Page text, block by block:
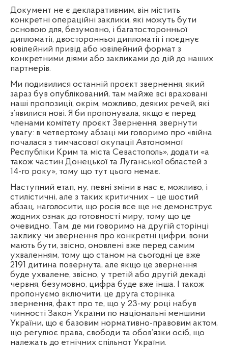
Документ не є декларативним, він містить
конкретні операційні заклики, які можуть бути
основою для, безумовно, і багатосторонньої
дипломатії, двосторонньої дипломатії і поєднує
ювілейний привід або ювілейний формат з
конкретними діями або закликами до дій до наших
партнерів.
Ми подивилися останній проєкт звернення, який
зараз був опублікований, там майже всі враховані
наші пропозиції, окрім, можливо, деяких речей, які
з’явилися нові. Я би пропонувала, якщо є перед
членами комітету проєкт Звернення, звернути
увагу: в четвертому абзаці ми говоримо про «війна
почалася з тимчасової окупації Автономної
Республіки Крим та міста Севастополь», додати «а
також частин Донецької та Луганської областей з
14-го року», тому що тут цього немає.
Наступний етап, ну, певні зміни в нас є, можливо, і
стилістичні, але з таких критичних – це шостий
абзац, наголосити, що росія все ще не демонструє
жодних ознак до готовності миру, тому що це
очевидно. Там, де ми говоримо на другій сторінці
заклику чи звернення про конкретні цифри, вони
мають бути, звісно, оновлені вже перед самим
ухваленням, тому що станом на сьогодні це вже
2191 дитина повернута, але якщо це звернення
буде ухвалене, звісно, у третій або другій декаді
червня, безумовно, цифра буде вже інша. І також
пропонуємо включити, це друга сторінка
звернення, факт про те, що у 23-му році набув
чинності Закон України по національні меншини
України, що є базовим нормативно-правовим актом,
що регулює права, свободи та обов’язки осіб, що
належать до етнічних спільнот України.